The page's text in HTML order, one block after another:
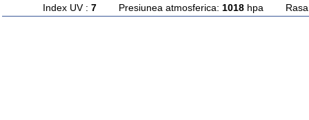
Index UV : 7Presiunea atmosferica: 1018hpa